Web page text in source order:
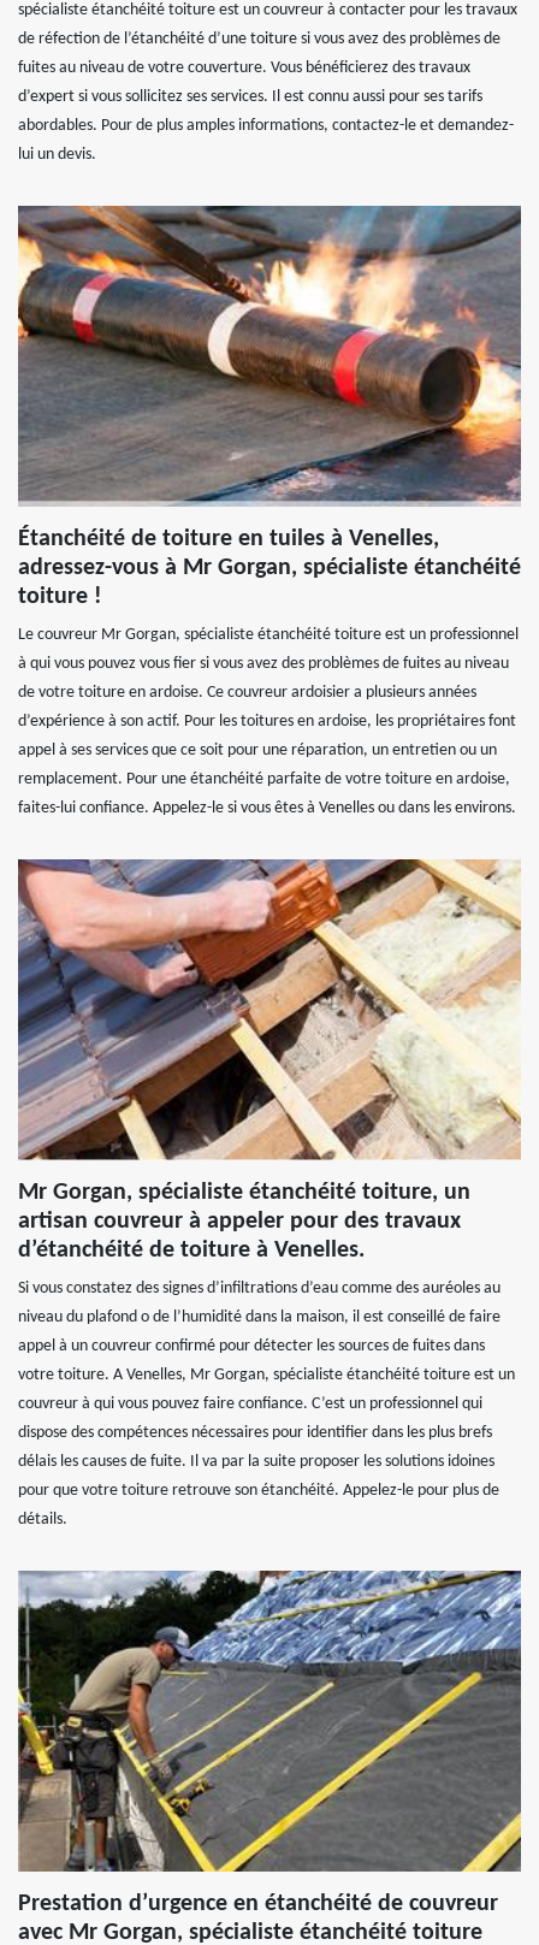
spécialiste étanchéité toiture est un couvreur à contacter pour les travaux
de réfection de l’étanchéité d’une toiture si vous avez des problèmes de
fuites au niveau de votre couverture. Vous bénéficierez des travaux
d’expert si vous sollicitez ses services. Il est connu aussi pour ses tarifs
abordables. Pour de plus amples informations, contactez-le et demandez-
lui un devis.
Étanchéité de toiture en tuiles à Venelles,
adressez-vous à Mr Gorgan, spécialiste étanchéité
toiture !
Le couvreur Mr Gorgan, spécialiste étanchéité toiture est un professionnel
à qui vous pouvez vous fier si vous avez des problèmes de fuites au niveau
de votre toiture en ardoise. Ce couvreur ardoisier a plusieurs années
d’expérience à son actif. Pour les toitures en ardoise, les propriétaires font
appel à ses services que ce soit pour une réparation, un entretien ou un
remplacement. Pour une étanchéité parfaite de votre toiture en ardoise,
faites-lui confiance. Appelez-le si vous êtes à Venelles ou dans les environs.
Mr Gorgan, spécialiste étanchéité toiture, un
artisan couvreur à appeler pour des travaux
d’étanchéité de toiture à Venelles.
Si vous constatez des signes d’infiltrations d’eau comme des auréoles au
niveau du plafond o de l’humidité dans la maison, il est conseillé de faire
appel à un couvreur confirmé pour détecter les sources de fuites dans
votre toiture. A Venelles, Mr Gorgan, spécialiste étanchéité toiture est un
couvreur à qui vous pouvez faire confiance. C’est un professionnel qui
dispose des compétences nécessaires pour identifier dans les plus brefs
délais les causes de fuite. Il va par la suite proposer les solutions idoines
pour que votre toiture retrouve son étanchéité. Appelez-le pour plus de
détails.
Prestation d’urgence en étanchéité de couvreur
avec Mr Gorgan, spécialiste étanchéité toiture